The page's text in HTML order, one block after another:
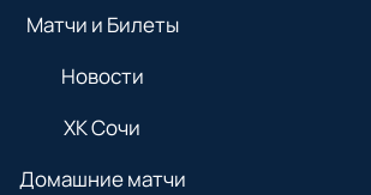
Матчи и Билеты
Новости
ХК Сочи
Домашние матчи